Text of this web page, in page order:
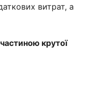
витрат, а
крутої